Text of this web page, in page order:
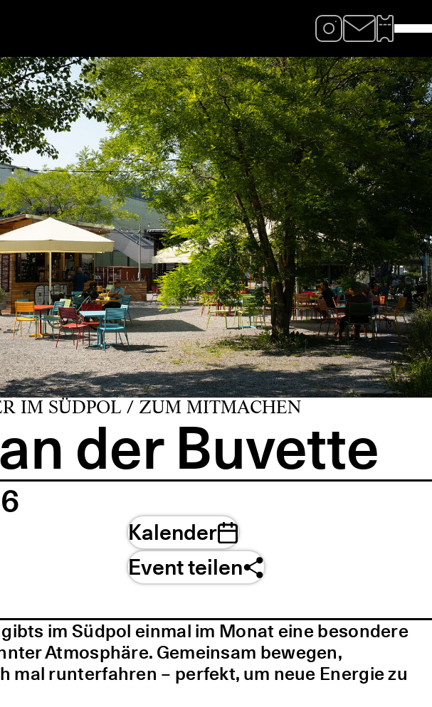
IM SÜDPOL / ZUM MITMACHEN
der Buvette
Kalender
Event teilen
im Südpol einmal im Monat eine besondere
Atmosphäre. Gemeinsam bewegen,
mal runterfahren – perfekt, um neue Energie zu